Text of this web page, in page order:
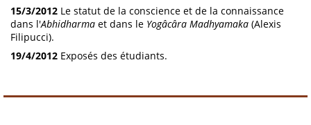
15/3/2012 Le statut de la conscience et de la connaissance
dans l'Abhidharma et dans le Yogâcâra Madhyamaka (Alexis
Filipucci).
19/4/2012 Exposés des étudiants.